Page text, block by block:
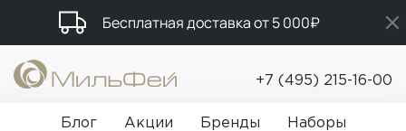
Бесплатная доставка от 5 000₽
Промокод ПРИВЕТ
Подарки в каждый заказ от 5 000₽
+7 (495) 215-16-00
Блог Акции Бренды
Наборы